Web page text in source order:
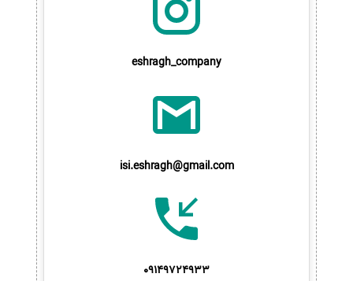
eshragh_company
isi.eshragh@gmail.com
09149724933